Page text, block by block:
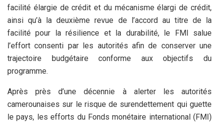
facilité élargie de crédit et du mécanisme élargi de crédit,
ainsi qu’à la deuxième revue de l’accord au titre de la
facilité pour la résilience et la durabilité, le FMI salue
l’effort consenti par les autorités afin de conserver une
trajectoire budgétaire conforme aux objectifs du
programme.
Après près d’une décennie à alerter les autorités
camerounaises sur le risque de surendettement qui guette
le pays, les efforts du Fonds monétaire international (FMI)